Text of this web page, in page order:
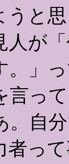
うと
人が
。」
言っ
。自
者っ